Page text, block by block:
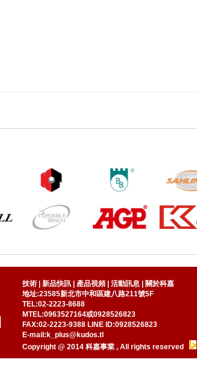
技術 新品快訊 產品視頻 活動訊息
關於科嘉
地址:23585新北市中和區建八路211號5F
TEL:02-2223-8688
MTEL:0963527164或0928526823
FAX:02-2223-9388 LINE ID:0928526823
E-mail:k_plus@kudos.tl
Copyright @ 2014 科嘉事業 , All rights reserved